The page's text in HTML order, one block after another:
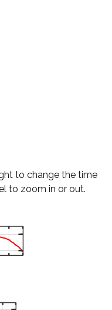
to change the time
to zoom in or out.